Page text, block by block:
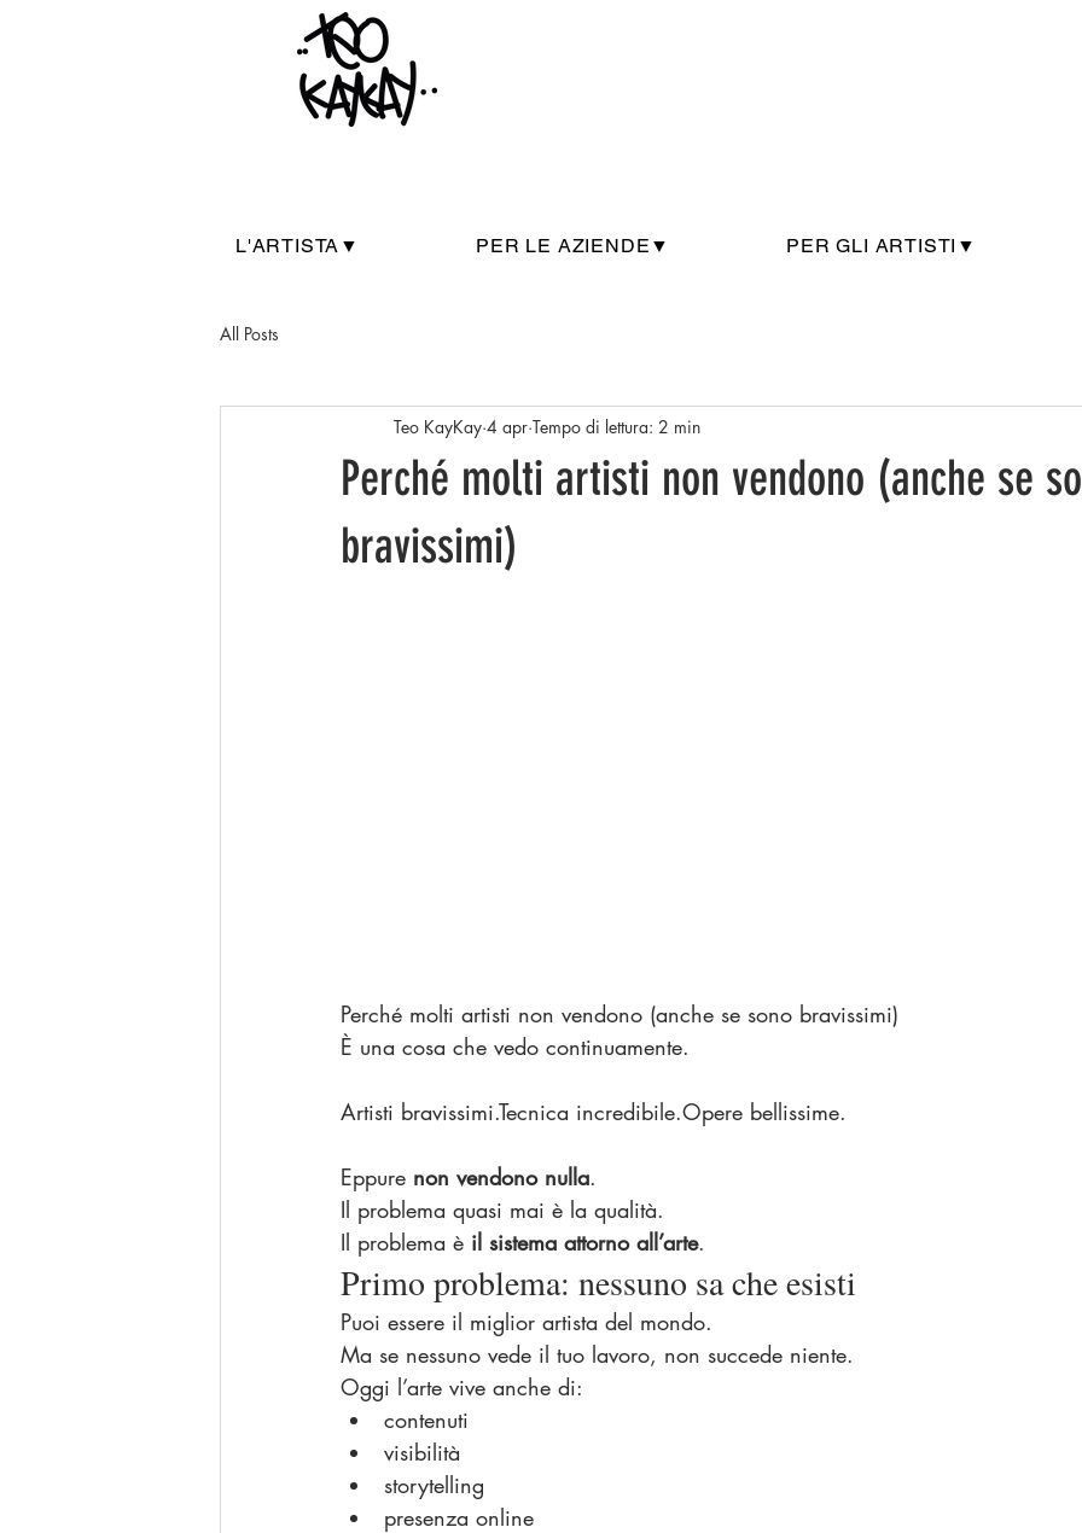
L'ARTISTA▼ PER LE AZIENDE▼ PER GLI ARTISTI▼
All Posts
Perché molti artisti non vendono (anche se
bravissimi)
Teo KayKay 4 apr Tempo di lettura: 2 min
Perché molti artisti non vendono (anche se sono bravissimi)
È una cosa che vedo continuamente.
Artisti bravissimi.Tecnica incredibile.Opere bellissime.
Eppure non vendono nulla.
Il problema quasi mai è la qualità.
Il problema è il sistema attorno all’arte.
Primo problema: nessuno sa che esisti
Puoi essere il miglior artista del mondo.
Ma se nessuno vede il tuo lavoro, non succede niente.
Oggi l’arte vive anche di:
contenuti
visibilità
storytelling
presenza online